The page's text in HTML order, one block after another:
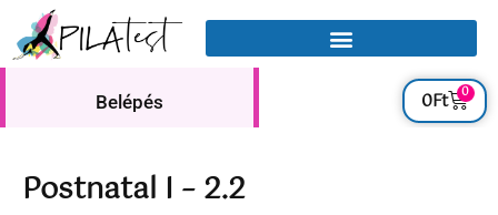
Belépés 0Ft 0
Postnatal I – 2.2